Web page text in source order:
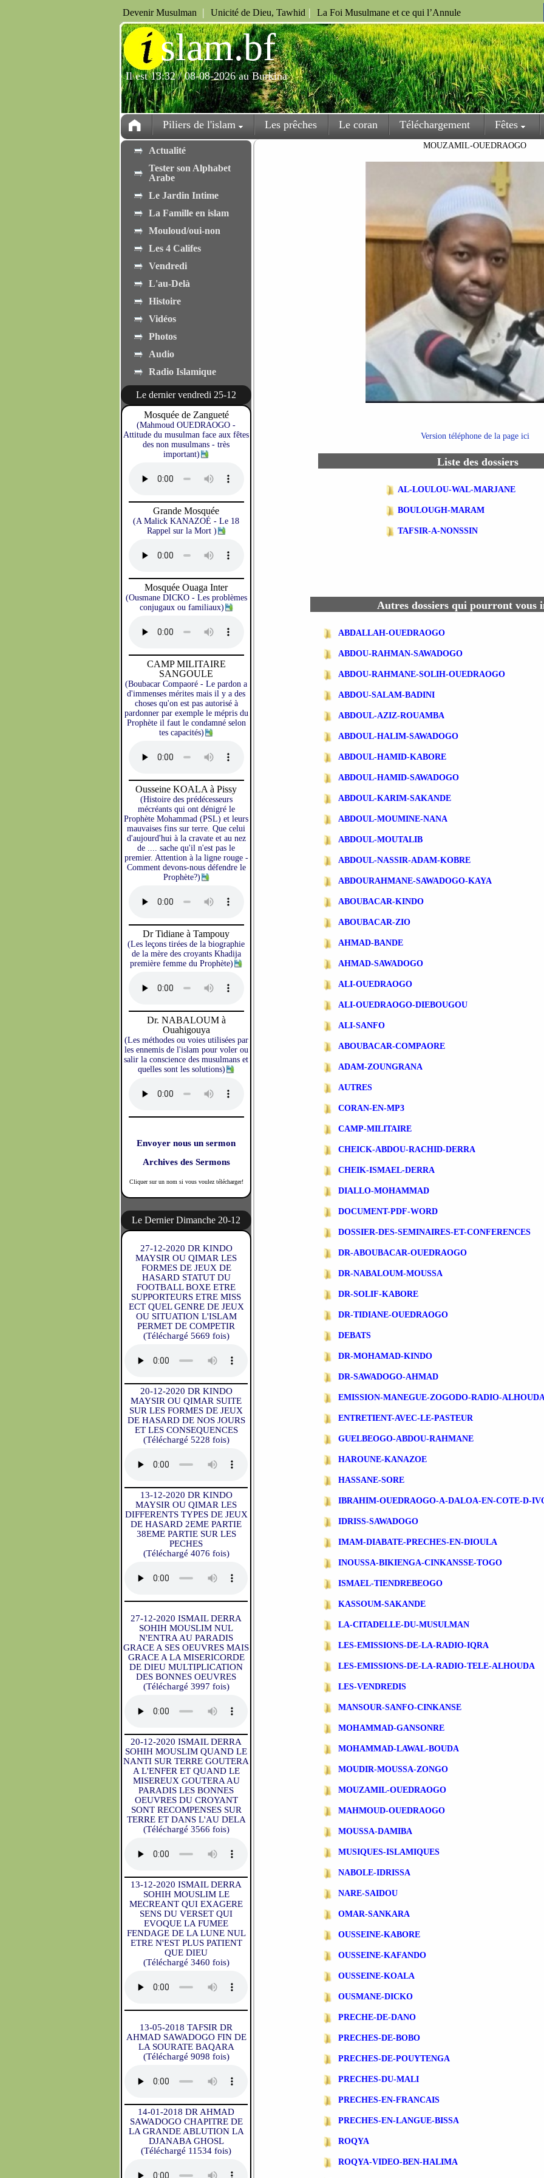
Devenir Musulman | Unicité de Dieu, Tawhid | La Foi Musulmane et ce qui l’Annule
islam.bf
Il est 13:32 / 08-08-2026 au Burkina
Piliers de l'islam Les prêches Le coran Téléchargement Fêtes
Actualité
Tester son Alphabet
Arabe
Le Jardin Intime
La Famille en islam
Mouloud/oui-non
Les 4 Califes
Vendredi
L'au-Delà
Histoire
Vidéos
Photos
Audio
Radio Islamique
Le dernier vendredi 25-12
Mosquée de Zangueté
(Mahmoud OUEDRAOGO -
Attitude du musulman face aux fêtes
des non musulmans - très
important)
Grande Mosquée
(A Malick KANAZOÉ - Le 18
Rappel sur la Mort )
Mosquée Ouaga Inter
(Ousmane DICKO - Les problèmes
conjugaux ou familiaux)
CAMP MILITAIRE
SANGOULE
(Boubacar Compaoré - Le pardon a
d'immenses mérites mais il y a des
choses qu'on est pas autorisé à
pardonner par exemple le mépris du
Prophète il faut le condamné selon
tes capacités)
Ousseine KOALA à Pissy
(Histoire des prédécesseurs
mécréants qui ont dénigré le
Prophète Mohammad (PSL) et leurs
mauvaises fins sur terre. Que celui
d'aujourd'hui à la cravate et au nez
de .... sache qu'il n'est pas le
premier. Attention à la ligne rouge -
Comment devons-nous défendre le
Prophète?)
Dr Tidiane à Tampouy
(Les leçons tirées de la biographie
de la mère des croyants Khadija
première femme du Prophète)
Dr. NABALOUM à
Ouahigouya
(Les méthodes ou voies utilisées par
les ennemis de l'islam pour voler ou
salir la conscience des musulmans et
quelles sont les solutions)
Envoyer nous un sermon
Archives des Sermons
Cliquer sur un nom si vous voulez télécharger!
Le Dernier Dimanche 20-12
27-12-2020 DR KINDO
MAYSIR OU QIMAR LES
FORMES DE JEUX DE
HASARD STATUT DU
FOOTBALL BOXE ETRE
SUPPORTEURS ETRE MISS
ECT QUEL GENRE DE JEUX
OU SITUATION L'ISLAM
PERMET DE COMPETIR
(Téléchargé 5669 fois)
20-12-2020 DR KINDO
MAYSIR OU QIMAR SUITE
SUR LES FORMES DE JEUX
DE HASARD DE NOS JOURS
ET LES CONSEQUENCES
(Téléchargé 5228 fois)
13-12-2020 DR KINDO
MAYSIR OU QIMAR LES
DIFFERENTS TYPES DE JEUX
DE HASARD 2EME PARTIE
38EME PARTIE SUR LES
PECHES
(Téléchargé 4076 fois)
27-12-2020 ISMAIL DERRA
SOHIH MOUSLIM NUL
N'ENTRA AU PARADIS
GRACE A SES OEUVRES MAIS
GRACE A LA MISERICORDE
DE DIEU MULTIPLICATION
DES BONNES OEUVRES
(Téléchargé 3997 fois)
20-12-2020 ISMAIL DERRA
SOHIH MOUSLIM QUAND LE
NANTI SUR TERRE GOUTERA
A L'ENFER ET QUAND LE
MISEREUX GOUTERA AU
PARADIS LES BONNES
OEUVRES DU CROYANT
SONT RECOMPENSES SUR
TERRE ET DANS L'AU DELA
(Téléchargé 3566 fois)
13-12-2020 ISMAIL DERRA
SOHIH MOUSLIM LE
MECREANT QUI EXAGERE
SENS DU VERSET QUI
EVOQUE LA FUMEE
FENDAGE DE LA LUNE NUL
ETRE N'EST PLUS PATIENT
QUE DIEU
(Téléchargé 3460 fois)
13-05-2018 TAFSIR DR
AHMAD SAWADOGO FIN DE
LA SOURATE BAQARA
(Téléchargé 9098 fois)
14-01-2018 DR AHMAD
SAWADOGO CHAPITRE DE
LA GRANDE ABLUTION LA
DJANABA GHOSL
(Téléchargé 11534 fois)
MOUZAMIL-OUEDRAOGO
Version téléphone de la page ici
Liste des dossiers
AL-LOULOU-WAL-MARJANE
BOULOUGH-MARAM
TAFSIR-A-NONSSIN
Autres dossiers qui pourront vous
ABDALLAH-OUEDRAOGO
ABDOU-RAHMAN-SAWADOGO
ABDOU-RAHMANE-SOLIH-OUEDRAOGO
ABDOU-SALAM-BADINI
ABDOUL-AZIZ-ROUAMBA
ABDOUL-HALIM-SAWADOGO
ABDOUL-HAMID-KABORE
ABDOUL-HAMID-SAWADOGO
ABDOUL-KARIM-SAKANDE
ABDOUL-MOUMINE-NANA
ABDOUL-MOUTALIB
ABDOUL-NASSIR-ADAM-KOBRE
ABDOURAHMANE-SAWADOGO-KAYA
ABOUBACAR-KINDO
ABOUBACAR-ZIO
AHMAD-BANDE
AHMAD-SAWADOGO
ALI-OUEDRAOGO
ALI-OUEDRAOGO-DIEBOUGOU
ALI-SANFO
ABOUBACAR-COMPAORE
ADAM-ZOUNGRANA
AUTRES
CORAN-EN-MP3
CAMP-MILITAIRE
CHEICK-ABDOU-RACHID-DERRA
CHEIK-ISMAEL-DERRA
DIALLO-MOHAMMAD
DOCUMENT-PDF-WORD
DOSSIER-DES-SEMINAIRES-ET-CONFERENCES
DR-ABOUBACAR-OUEDRAOGO
DR-NABALOUM-MOUSSA
DR-SOLIF-KABORE
DR-TIDIANE-OUEDRAOGO
DEBATS
DR-MOHAMAD-KINDO
DR-SAWADOGO-AHMAD
EMISSION-MANEGUE-ZOGODO-RADIO-
ENTRETIENT-AVEC-LE-PASTEUR
GUELBEOGO-ABDOU-RAHMANE
HAROUNE-KANAZOE
HASSANE-SORE
IBRAHIM-OUEDRAOGO-A-DALOA-EN-COTE-D-
IDRISS-SAWADOGO
IMAM-DIABATE-PRECHES-EN-DIOULA
INOUSSA-BIKIENGA-CINKANSSE-TOGO
ISMAEL-TIENDREBEOGO
KASSOUM-SAKANDE
LA-CITADELLE-DU-MUSULMAN
LES-EMISSIONS-DE-LA-RADIO-IQRA
LES-EMISSIONS-DE-LA-RADIO-TELE-ALHOUDA
LES-VENDREDIS
MANSOUR-SANFO-CINKANSE
MOHAMMAD-GANSONRE
MOHAMMAD-LAWAL-BOUDA
MOUDIR-MOUSSA-ZONGO
MOUZAMIL-OUEDRAOGO
MAHMOUD-OUEDRAOGO
MOUSSA-DAMIBA
MUSIQUES-ISLAMIQUES
NABOLE-IDRISSA
NARE-SAIDOU
OMAR-SANKARA
OUSSEINE-KABORE
OUSSEINE-KAFANDO
OUSSEINE-KOALA
OUSMANE-DICKO
PRECHE-DE-DANO
PRECHES-DE-BOBO
PRECHES-DE-POUYTENGA
PRECHES-DU-MALI
PRECHES-EN-FRANCAIS
PRECHES-EN-LANGUE-BISSA
ROQYA
ROQYA-VIDEO-BEN-HALIMA